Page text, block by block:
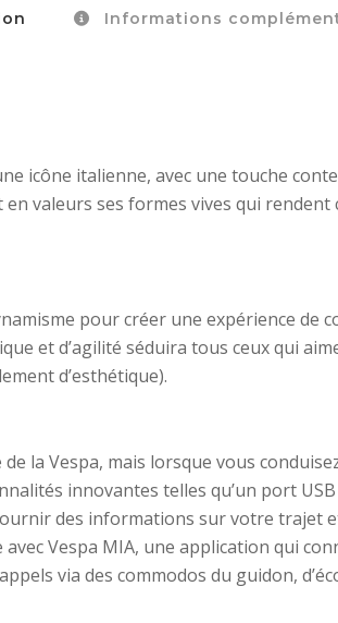
Informations
icône italienne, avec une touche
valeurs ses formes vives qui rendent
pour créer une expérience de
et d’agilité séduira tous ceux qui
d’esthétique).
la Vespa, mais lorsque vous
innovantes telles qu’un port
des informations sur votre trajet
Vespa MIA, une application qui
via des commodos du guidon,